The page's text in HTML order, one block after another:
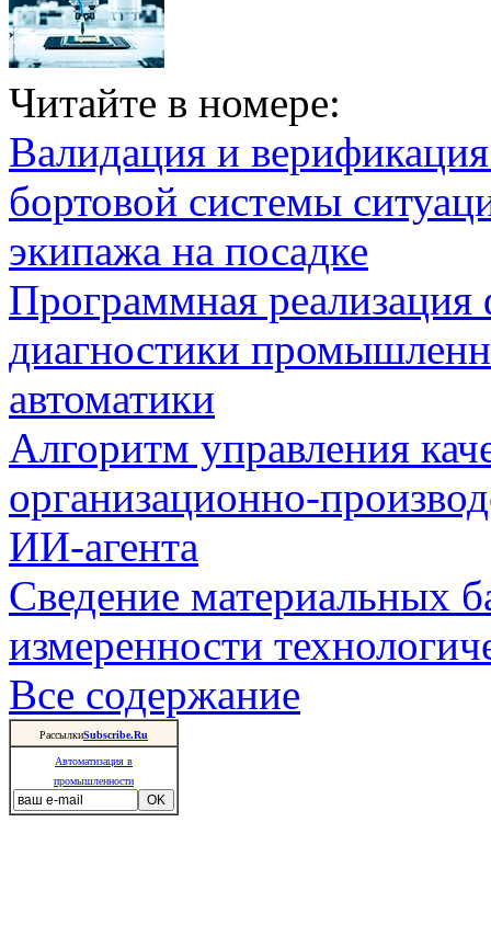
Читайте в номере:
Валидация и
бортовой системы
экипажа на посадке
Программная
диагностики
автоматики
Алгоритм управления
организационно-
ИИ-агента
Сведение материальных
измеренности
Все содержание
РассылкиSubscribe.Ru
Автоматизация в
промышленности